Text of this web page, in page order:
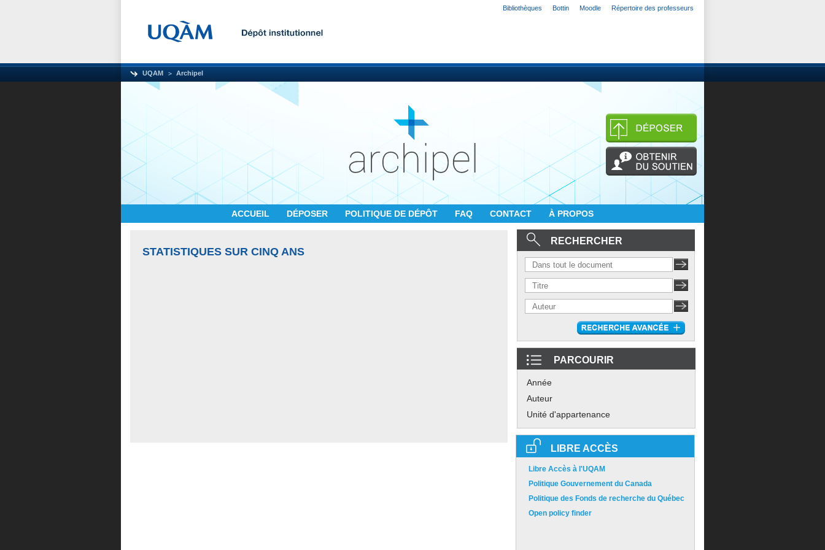
Bibliothèques Bottin Moodle Répertoire des professeurs
UQAM Archipel
ACCUEIL DÉPOSER POLITIQUE DE DÉPÔT FAQ CONTACT À PROPOS
STATISTIQUES SUR CINQ ANS
RECHERCHER
PARCOURIR
Année
Auteur
Unité d'appartenance
LIBRE ACCÈS
Libre Accès à l'UQAM
Politique Gouvernement du Canada
Politique des Fonds de recherche du Québec
Open policy finder